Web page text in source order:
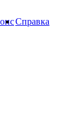
Справка